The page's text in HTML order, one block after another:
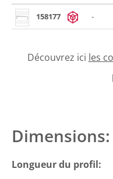
158177 -
Découvrez ici les
Dimensions:
Longueur du profil: